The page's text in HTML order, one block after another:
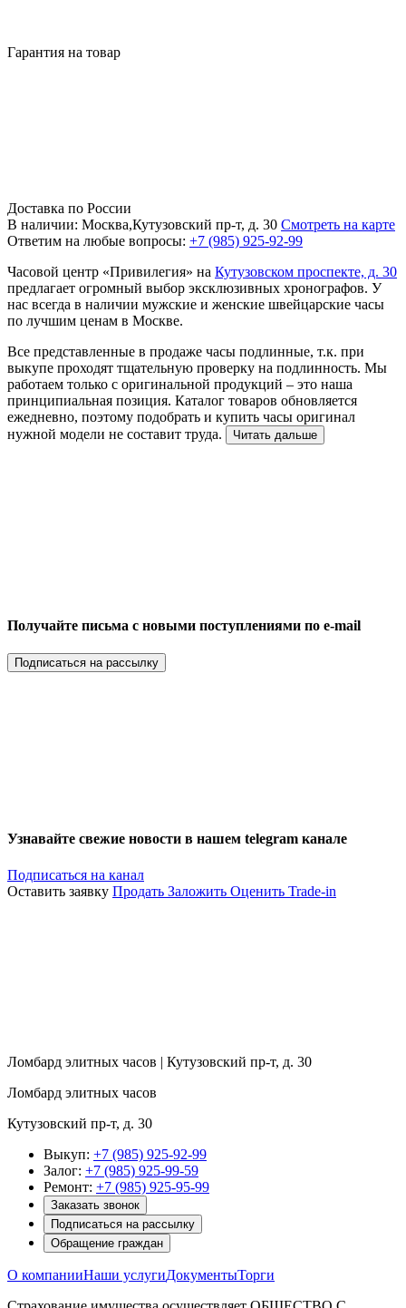
Гарантия на товар
Доставка по России
В наличии: Москва,Кутузовский пр-т, д. 30 Смотреть на карте
Ответим на любые вопросы: +7 (985) 925-92-99
Часовой центр «Привилегия» на Кутузовском проспекте, д. 30
предлагает огромный выбор эксклюзивных хронографов. У
нас всегда в наличии мужские и женские швейцарские часы
по лучшим ценам в Москве.
Все представленные в продаже часы подлинные, т.к. при
выкупе проходят тщательную проверку на подлинность. Мы
работаем только с оригинальной продукций – это наша
принципиальная позиция. Каталог товаров обновляется
ежедневно, поэтому подобрать и купить часы оригинал
нужной модели не составит труда.
Читать дальше
Получайте письма с новыми поступлениями по e-mail
Подписаться на рассылку
Узнавайте свежие новости в нашем telegram канале
Подписаться на канал
Оставить заявку Продать Заложить Оценить Trade-in
Ломбард элитных часов | Кутузовский пр-т, д. 30
Ломбард элитных часов
Кутузовский пр-т, д. 30
Выкуп: +7 (985) 925-92-99
Залог: +7 (985) 925-99-59
Ремонт: +7 (985) 925-95-99
Заказать звонок
Подписаться на рассылку
Обращение граждан
О компанииНаши услугиДокументыТорги